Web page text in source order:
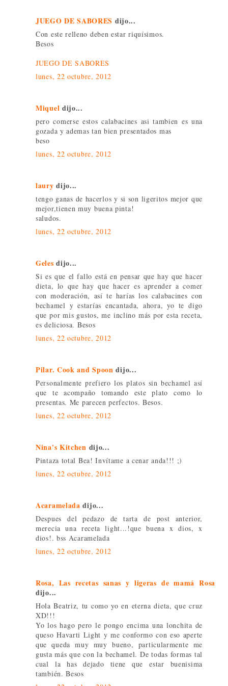
JUEGO DE SABORES dijo...
Con este relleno deben estar riquísimos.
Besos
JUEGO DE SABORES
lunes, 22 octubre, 2012
Miquel dijo...
pero comerse estos calabacines asi tambien es una
gozada y ademas tan bien presentados mas
beso
lunes, 22 octubre, 2012
laury dijo...
tengo ganas de hacerlos y si son ligeritos mejor que
mejor,tienen muy buena pinta!
saludos.
lunes, 22 octubre, 2012
Geles dijo...
Si es que el fallo está en pensar que hay que hacer
dieta, lo que hay que hacer es aprender a comer
con moderación, así te harías los calabacines con
bechamel y estarías encantada, ahora, yo te digo
que por mis gustos, me inclino más por esta receta,
es deliciosa. Besos
lunes, 22 octubre, 2012
Pilar. Cook and Spoon dijo...
Personalmente prefiero los platos sin bechamel así
que te acompaño tomando este plato como lo
presentas. Me parecen perfectos. Besos.
lunes, 22 octubre, 2012
Nina's Kitchen dijo...
Pintaza total Bea! Invítame a cenar anda!!! ;)
lunes, 22 octubre, 2012
Acaramelada dijo...
Despues del pedazo de tarta de post anterior,
merecia una receta light...!que buena x dios, x
dios!. bss Acaramelada
lunes, 22 octubre, 2012
Rosa, Las recetas sanas y ligeras de mamá Rosa
dijo...
Hola Beatriz, tu como yo en eterna dieta, que cruz
XD!!!
Yo los hago pero le pongo encima una lonchita de
queso Havarti Light y me conformo con eso aperte
que queda muy muy bueno, particularmente me
gusta más que con la bechamel. De todas formas tal
cual la has dejado tiene que estar buenisima
también. Besos